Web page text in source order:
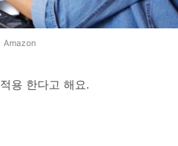
Amazon
적용 한다고 해요.